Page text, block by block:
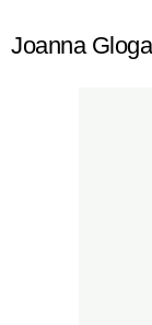
doJoanna